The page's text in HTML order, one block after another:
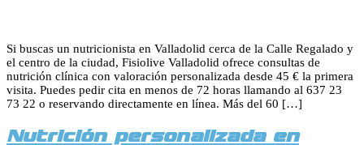
Si buscas un nutricionista en Valladolid cerca de la Calle Regalado y
el centro de la ciudad, Fisiolive Valladolid ofrece consultas de
nutrición clínica con valoración personalizada desde 45 € la primera
visita. Puedes pedir cita en menos de 72 horas llamando al 637 23
73 22 o reservando directamente en línea. Más del 60 […]
Nutrición personalizada en